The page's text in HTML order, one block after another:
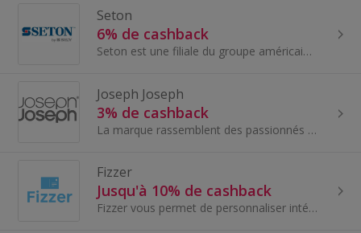
Seton
6% de cashback
Seton est une filiale du groupe américain Brady Corporation spécialisée dans la fabrication et distribution aux entreprises de produits de sécurité...
Joseph Joseph
3% de cashback
La marque rassemblent des passionnés par la conception de solutions qui fonctionnent parfaitement et durent longtemps. Qu'il s'agisse de préparer...
Fizzer
Jusqu'à 10% de cashback
Fizzer vous permet de personnaliser intégralement votre cartes postales, faire-part et album photo en quelques clics quelle que soit l’occasion.